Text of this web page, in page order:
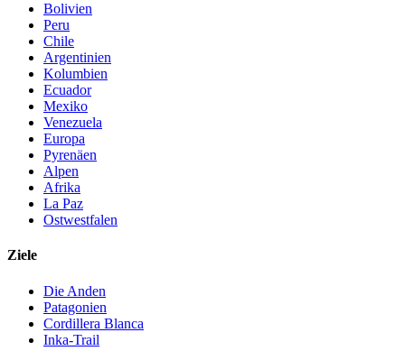
Bolivien
Peru
Chile
Argentinien
Kolumbien
Ecuador
Mexiko
Venezuela
Europa
Pyrenäen
Alpen
Afrika
La Paz
Ostwestfalen
Ziele
Die Anden
Patagonien
Cordillera Blanca
Inka-Trail